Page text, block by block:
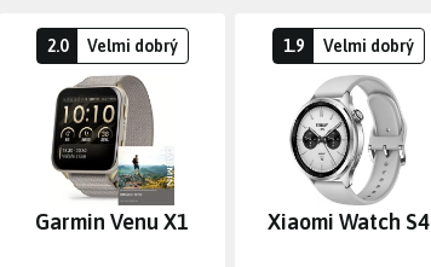
2.0 Velmi dobrý
Garmin Venu X1
1.9 Velmi dobrý
Xiaomi Watch S4